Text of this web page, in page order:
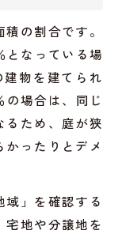
の割合です。
となっている場
物を建てられ
の場合は、同じ
るため、庭が狭
ったりとデメ
」を確認する
宅地や分譲地を